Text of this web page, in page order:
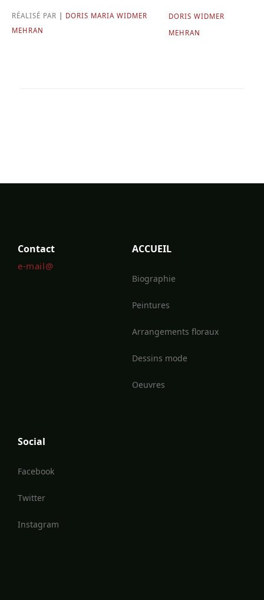
RÉALISÉ PAR
DORIS MARIA WIDMER
MEHRAN
DORIS WIDMER
MEHRAN
Contact
e-mail@
ACCUEIL
Biographie
Peintures
Arrangements floraux
Dessins mode
Oeuvres
Social
Facebook
Twitter
Instagram